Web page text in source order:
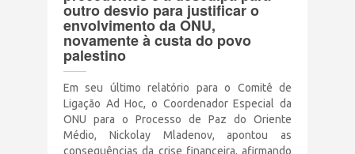
Doe
Eventos
Junte-se a nós
outro desvio para justificar o
envolvimento da ONU,
novamente à custa do povo
palestino
Em seu último relatório para o Comitê de
Ligação Ad Hoc, o Coordenador Especial da
ONU para o Processo de Paz do Oriente
Médio, Nickolay Mladenov, apontou as
consequências da crise financeira, afirmando